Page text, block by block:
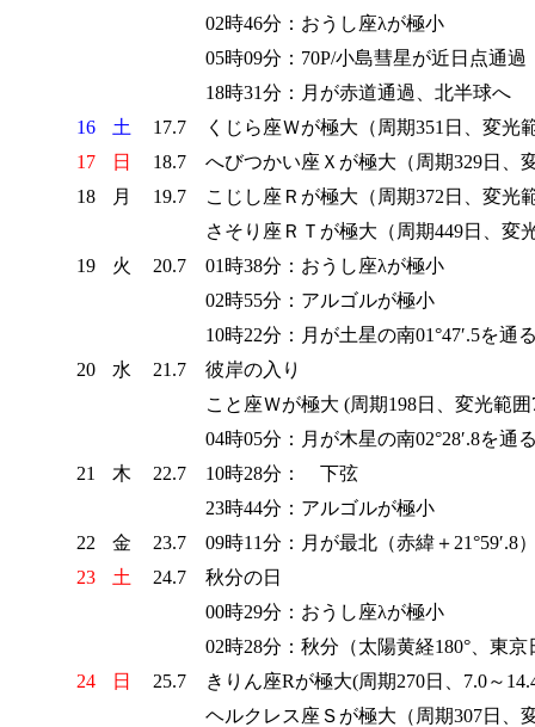
02時46分：おうし座λが極小
05時09分：70P/小島彗星が近日点通過
18時31分：月が赤道通過、北半球
16
土 17.7
くじら座Ｗが極大（周期351日、変光
17
日 18.7
へびつかい座Ｘが極大（周期329日
18
月 19.7
こじし座Ｒが極大（周期372日、変光
さそり座ＲＴが極大（周期449日、
19
火 20.7
01時38分：おうし座λが極小
02時55分：アルゴルが極小
10時22分：月が土星の南01°47′.5を
20
水 21.7
彼岸の入り
こと座Ｗが極大 (周期198日、変光範囲
04時05分：月が木星の南02°28′.8を通
21
木 22.7
10時28分： 下弦
23時44分：アルゴルが極小
22
金 23.7
09時11分：月が最北（赤緯＋21°59′.8
23
土 24.7
秋分の日
00時29分：おうし座λが極小
02時28分：秋分（太陽黄経180°、東
24
日 25.7
きりん座Rが極大(周期270日、7.0～
ヘルクレス座Ｓが極大（周期307日、